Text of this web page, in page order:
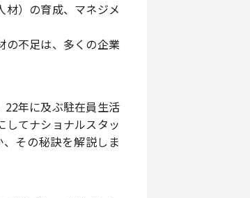
材）の育成、マネジメ
の不足は、多くの企業
22年に及ぶ駐在員生活
してナショナルスタッ
その秘訣を解説しま